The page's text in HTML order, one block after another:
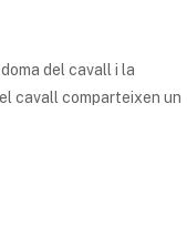
del cavall i la
cavall comparteixen un